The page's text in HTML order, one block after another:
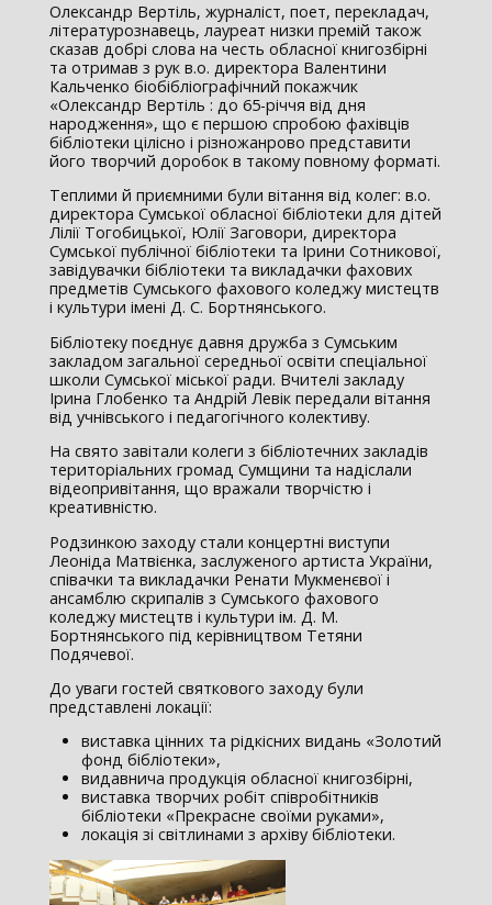
Олександр Вертіль, журналіст, поет, перекладач,
літературознавець, лауреат низки премій також
сказав добрі слова на честь обласної книгозбірні
та отримав з рук в.о. директора Валентини
Кальченко біобібліографічний покажчик
«Олександр Вертіль : до 65-річчя від дня
народження», що є першою спробою фахівців
бібліотеки цілісно і різножанрово представити
його творчий доробок в такому повному форматі.
Теплими й приємними були вітання від колег: в.о.
директора Сумської обласної бібліотеки для дітей
Лілії Тогобицької, Юлії Заговори, директора
Сумської публічної бібліотеки та Ірини Сотникової,
завідувачки бібліотеки та викладачки фахових
предметів Сумського фахового коледжу мистецтв
і культури імені Д. С. Бортнянського.
Бібліотеку поєднує давня дружба з Сумським
закладом загальної середньої освіти спеціальної
школи Сумської міської ради. Вчителі закладу
Ірина Глобенко та Андрій Левік передали вітання
від учнівського і педагогічного колективу.
На свято завітали колеги з бібліотечних закладів
територіальних громад Сумщини та надіслали
відеопривітання, що вражали творчістю і
креативністю.
Родзинкою заходу стали концертні виступи
Леоніда Матвієнка, заслуженого артиста України,
співачки та викладачки Ренати Мукменєвої і
ансамблю скрипалів з Сумського фахового
коледжу мистецтв і культури ім. Д. М.
Бортнянського під керівництвом Тетяни
Подячевої.
До уваги гостей святкового заходу були
представлені локації:
виставка цінних та рідкісних видань «Золотий
фонд бібліотеки»,
видавнича продукція обласної книгозбірні,
виставка творчих робіт співробітників
бібліотеки «Прекрасне своїми руками»,
локація зі світлинами з архіву бібліотеки.